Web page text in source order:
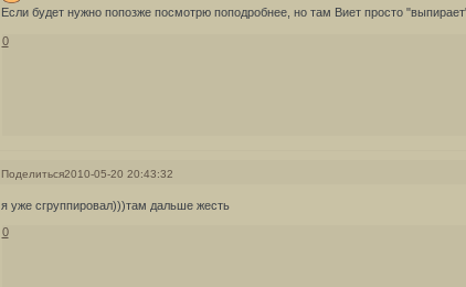
Если будет нужно попозже посмотрю поподробнее, но там Виет просто
0
Поделиться2010-05-20 20:43:32
я уже сгруппировал)))там дальше жесть
0